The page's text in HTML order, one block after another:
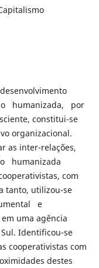
humanizada, por
constitui-se
organizacional.
as inter-relações,
humanizada
com
tanto, utilizou-se
e
uma agência
Identificou-se
cooperativistas com
destes